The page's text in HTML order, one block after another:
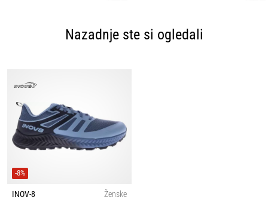
Nazadnje ste si ogledali
-8%
INOV-8
Ženske